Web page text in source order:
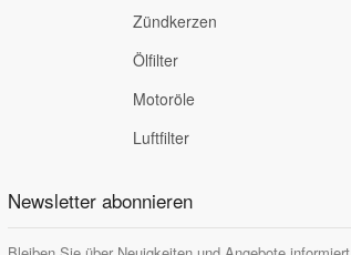
Zündkerzen
Ölfilter
Motoröle
Luftfilter
Newsletter abonnieren